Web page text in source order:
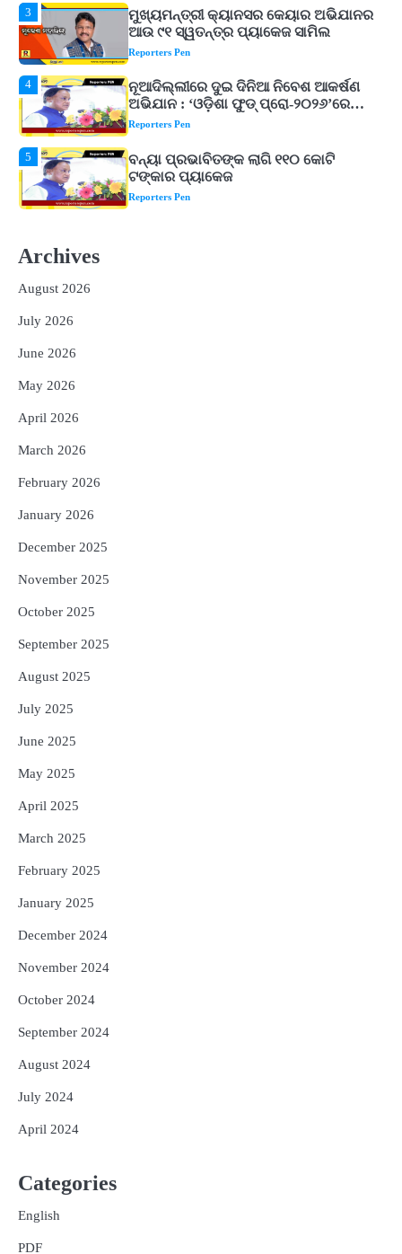
4
ନୂଆଦିଲ୍ଲୀରେ ଦୁଇ ଦିନିଆ ନିବେଶ ଆକର୍ଷଣ
ଅଭିଯାନ : ‘ଓଡ଼ିଶା ଫୁଡ୍ ପ୍ରୋ-୨୦୨୬’ରେ
ଖାଦ୍ୟ ପ୍ରକ୍ରିୟାକରଣ କ୍ଷେତ୍ରକୁ ମିଳିବ
Reporters Pen
5
ବନ୍ୟା ପ୍ରଭାବିତଙ୍କ ଲାଗି ୧୧୦ କୋଟି
ଟଙ୍କାର ପ୍ୟାକେଜ
Reporters Pen
1
ଆସାମରେ ଭୟଙ୍କର ବନ୍ୟା ମୃତ୍ୟୁ ସଂଖ୍ୟା
୮୯କୁ ବୃଦ୍ଧି
Reporters Pen
5
Archives
August 2026
July 2026
June 2026
May 2026
April 2026
March 2026
February 2026
January 2026
December 2025
November 2025
October 2025
September 2025
August 2025
July 2025
June 2025
May 2025
April 2025
March 2025
February 2025
January 2025
December 2024
November 2024
October 2024
September 2024
August 2024
July 2024
April 2024
Categories
English
PDF